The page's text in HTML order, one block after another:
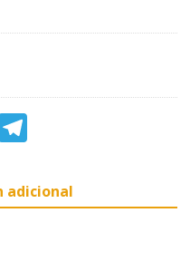
T
e
r
a
adicional